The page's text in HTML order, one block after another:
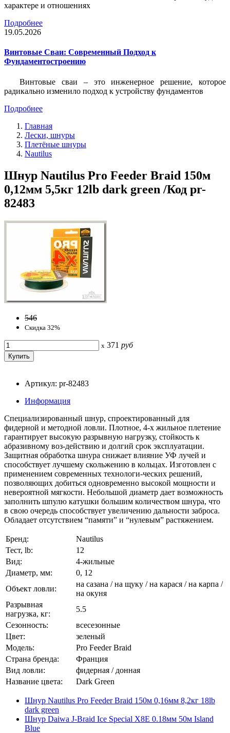
характере и отношениях
Подробнее
19.05.2026
Винтовые Сваи: Современный Подход к
Фундаментостроению
Винтовые сваи – это инженерное решение, которое
радикально изменило подход к устройству фундаментов
Подробнее
Главная
Лески, шнуры
Плетёные шнуры
Nautilus
Шнур Nautilus Pro Feeder Braid 150м
0,12мм 5,5кг 12lb dark green /Код pr-
82483
546
Скидка 32%
x 371 руб
Артикул: pr-82483
Информация
Специализированный шнур, спроектированный для
фидерной и методной ловли. Плотное, 4-х жильное плетение
гарантирует высокую разрывную нагрузку, стойкость к
абразивному воз-действию и долгий срок эксплуатации.
Защитная обработка шнура снижает влияние УФ лучей и
способствует лучшему скольжению в кольцах. Изготовлен с
применением современных технологи-ческих решений,
позволяющих добиться одновременно высокой мощности и
невероятной мягкости. Небольшой диаметр дает возможность
заполнить шпулю катушки большим количеством шнура, что
в свою очередь способствует увеличению дальности заброса.
Обладает отсутствием “памяти” и “нулевым” растяжением.
Бренд:
Nautilus
Тест, lb:
12
Вид:
4-жильные
Диаметр, мм:
0, 12
Объект ловли:
на сазана / на щуку / на карася / на карпа /
на окуня
Разрывная
нагрузка, кг:
5.5
Сезонность:
всесезонные
Цвет:
зеленый
Модель:
Pro Feeder Braid
Страна бренда:
Франция
Вид ловли:
фидерная / донная
Название цвета:
Dark Green
Шнур Nautilus Pro Feeder Braid 150м 0,16мм 8,2кг 18lb
dark green
Шнур Daiwa J-Braid Ice Special X8E 0.18мм 50м Island
Blue